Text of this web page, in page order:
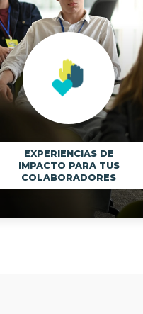
EXPERIENCIAS DE
IMPACTO PARA TUS
COLABORADORES